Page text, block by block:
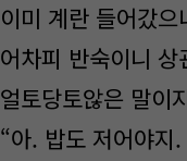
이미 계란 들어갔으
어차피 반숙이니 상
얼토당토않은 말이
“아. 밥도 저어야지.